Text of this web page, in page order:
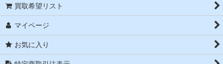
買取希望リスト
マイページ
お気に入り